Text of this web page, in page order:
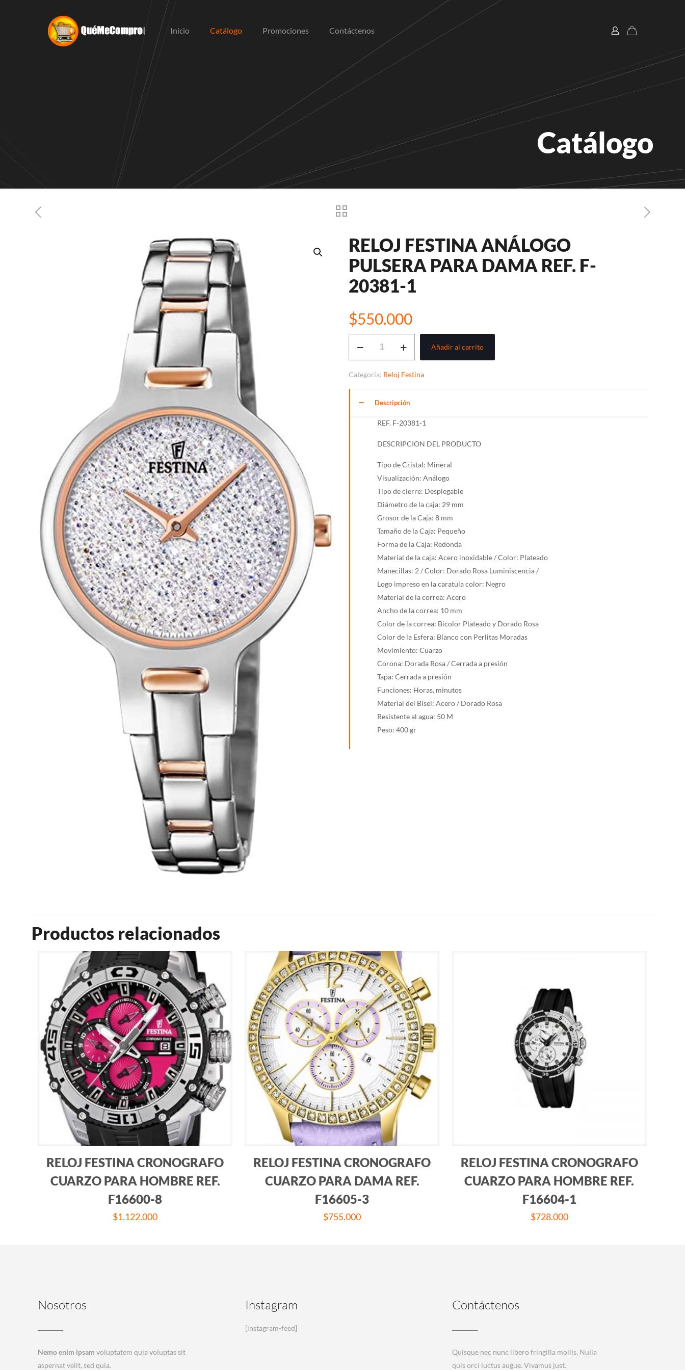
Inicio Catálogo Promociones Contáctenos
Catálogo
RELOJ FESTINA ANÁLOGO
PULSERA PARA DAMA REF. F-
20381-1
$550.000
PULSERA
DAMA
Añadir al carrito
Categoría: Reloj Festina
Descripción
REF. F-20381-1
DESCRIPCION DEL PRODUCTO
Tipo de Cristal: Mineral
Visualización: Análogo
Tipo de cierre: Desplegable
Diámetro de la caja: 29 mm
Grosor de la Caja: 8 mm
Tamaño de la Caja: Pequeño
Forma de la Caja: Redonda
Material de la caja: Acero inoxidable / Color: Plateado
Manecillas: 2 / Color: Dorado Rosa Luminiscencia /
Logo impreso en la caratula color: Negro
Material de la correa: Acero
Ancho de la correa: 10 mm
Color de la correa: Bicolor Plateado y Dorado Rosa
Color de la Esfera: Blanco con Perlitas Moradas
Movimiento: Cuarzo
Corona: Dorada Rosa / Cerrada a presión
Tapa: Cerrada a presión
Funciones: Horas, minutos
Material del Bisel: Acero / Dorado Rosa
Resistente al agua: 50 M
Peso: 400 gr
Productos relacionados
RELOJ FESTINA CRONOGRAFO
CUARZO PARA HOMBRE REF.
F16600-8
$1.122.000
RELOJ FESTINA CRONOGRAFO
CUARZO PARA DAMA REF.
F16605-3
$755.000
RELOJ FESTINA CRONOGRAFO
CUARZO PARA HOMBRE REF.
F16604-1
$728.000
Nosotros
Nemo enim ipsam voluptatem quia voluptas sit
aspernat velit, sed quia.
Instagram
[instagram-feed]
Contáctenos
Quisque nec nunc libero fringilla mollis. Nulla
quis orci luctus augue. Vivamus just.